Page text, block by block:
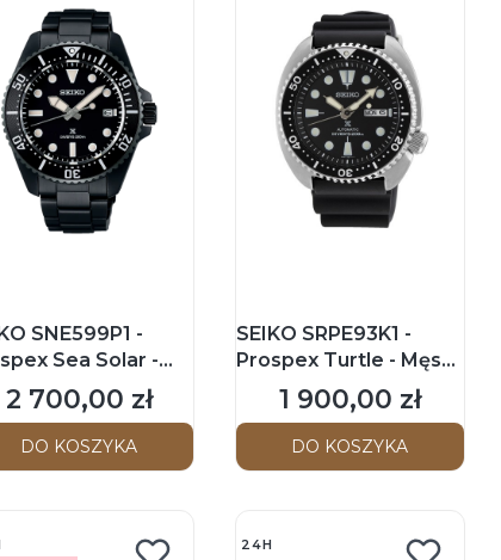
SNE599P1 -
Sea Solar -
- Zegarek
na
Cena
2 700,00 zł
DO KOSZYKA
SEIKO SRPE93K1 -
Prospex Turtle - Męski
- Zegarek
mechaniczny z
automatycznym
naciągiem
Cena
1 900,00 zł
DO KOSZYKA
24H